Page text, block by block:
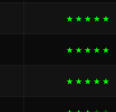
★★★★★
★★★★★
★★★★★